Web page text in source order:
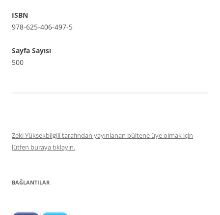
ISBN
978-625-406-497-5
Sayfa Sayısı
500
Zeki Yüksekbilgili tarafından yayınlanan bültene üye olmak için
lütfen buraya tıklayın.
BAĞLANTILAR